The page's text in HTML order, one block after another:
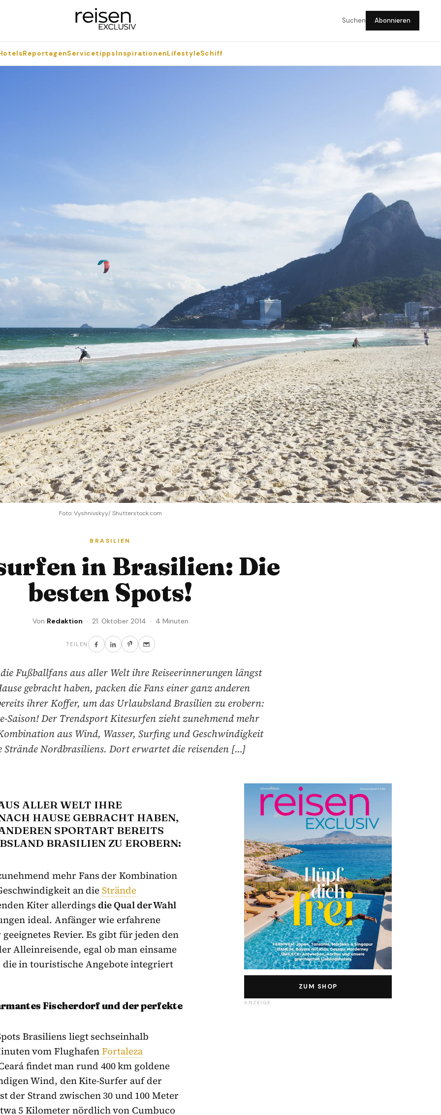
Suchen Abonnieren
ReportagenServicetippsInspirationenLifestyleSchiff
Foto: Vyshnivskyy/ Shutterstock.com
BRASILIEN
in Brasilien: Die
besten Spots!
Von Redaktion · 21. Oktober 2014 · 4 Minuten
TEILEN
Fußballfans aus aller Welt ihre Reiseerinnerungen längst
gebracht haben, packen die Fans einer ganz anderen
ihrer Koffer, um das Urlaubsland Brasilien zu erobern:
Saison! Der Trendsport Kitesurfen zieht zunehmend mehr
aus Wind, Wasser, Surfing und Geschwindigkeit
Strände Nordbrasiliens. Dort erwartet die reisenden […]
ALLER WELT IHRE R
HAUSE GEBRACHT HABEN, P
SPORTART BEREITS I
BRASILIEN ZU EROBERN: E
mehr Fans der Kombination
an dieStrände
Kiter allerdingsdie Qual der Wahl
ideal. Anfänger wie erfahrene
Revier. Es gibt für jeden den
Alleinreisende, egal ob man einsame
in touristische Angebote integriert
Fischerdorf und der perfekte
Brasiliens liegt sechseinhalb
vom FlughafenFortaleza
findet man rund 400 km goldene
Wind, den Kite-Surfer auf der
der Strand zwischen 30 und 100 Meter
5 Kilometer nördlich von Cumbuco
ZUM SHOP
ANZEIGE